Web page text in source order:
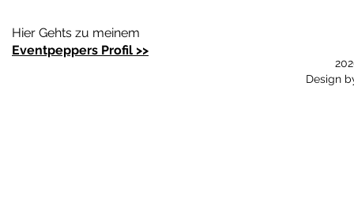
Hier Gehts zu meinem
Eventpeppers Profil >>
Design